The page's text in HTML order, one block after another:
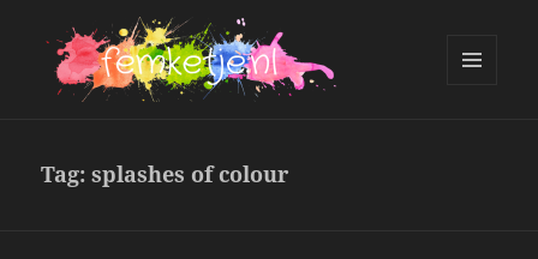
Tag:splashes of colour